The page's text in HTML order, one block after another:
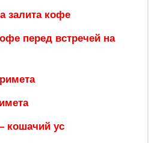
залита кофе
перед встречей на
кошачий ус